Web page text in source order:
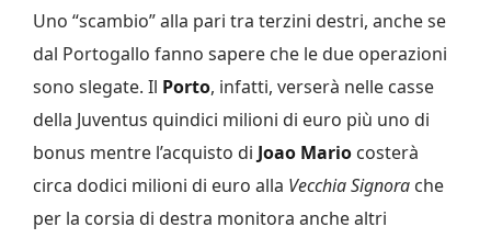
Uno “scambio” alla pari tra terzini destri, anche se
dal Portogallo fanno sapere che le due operazioni
sono slegate. Il Porto, infatti, verserà nelle casse
della Juventus quindici milioni di euro più uno di
bonus mentre l’acquisto di Joao Mario costerà
circa dodici milioni di euro alla Vecchia Signora che
per la corsia di destra monitora anche altri